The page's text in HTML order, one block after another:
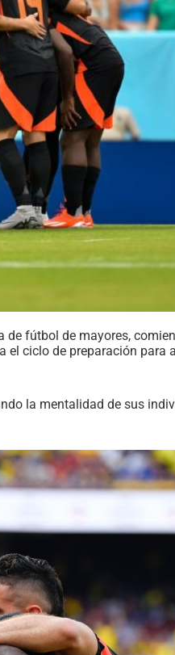
de fútbol de mayores,
el ciclo de preparación para
la mentalidad de sus